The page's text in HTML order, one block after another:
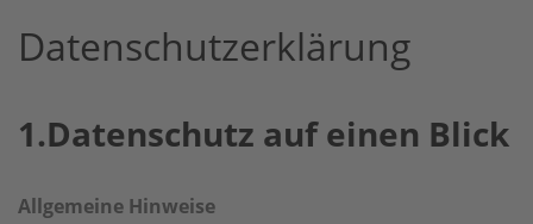
Datenschutzerklärung
1.Datenschutz auf einen Blick
Allgemeine Hinweise